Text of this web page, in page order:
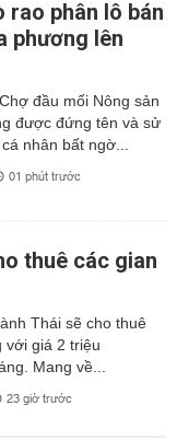
rao phân lô bán
phương lên
đầu mối Nông sản
được đứng tên và sử
nhân bất ngờ...
01 phút trước
thuê các gian
Thái sẽ cho thuê
với giá 2 triệu
Mang về...
23 giờ trước